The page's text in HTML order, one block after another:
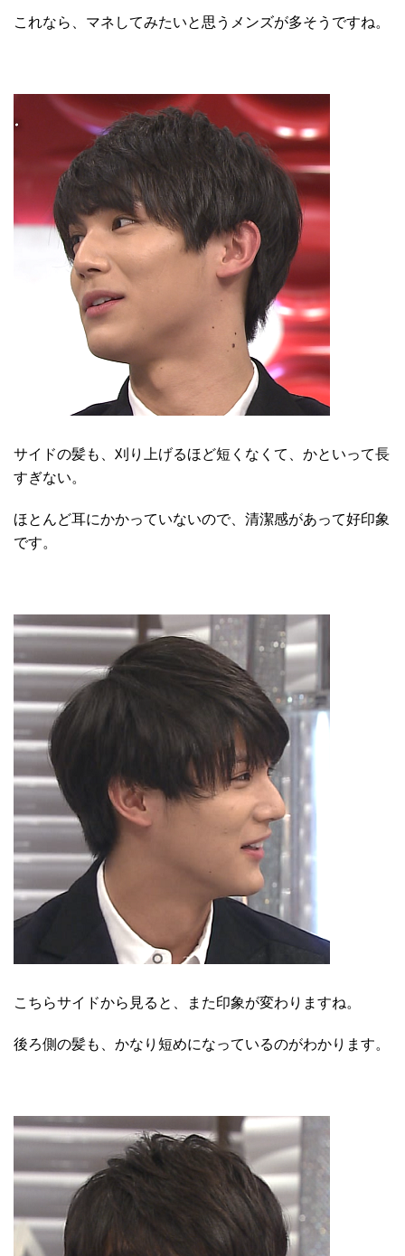
これなら、マネしてみたいと思うメンズが多そうですね。
サイドの髪も、刈り上げるほど短くなくて、かといって長
すぎない。
ほとんど耳にかかっていないので、清潔感があって好印象
です。
こちらサイドから見ると、また印象が変わりますね。
後ろ側の髪も、かなり短めになっているのがわかります。